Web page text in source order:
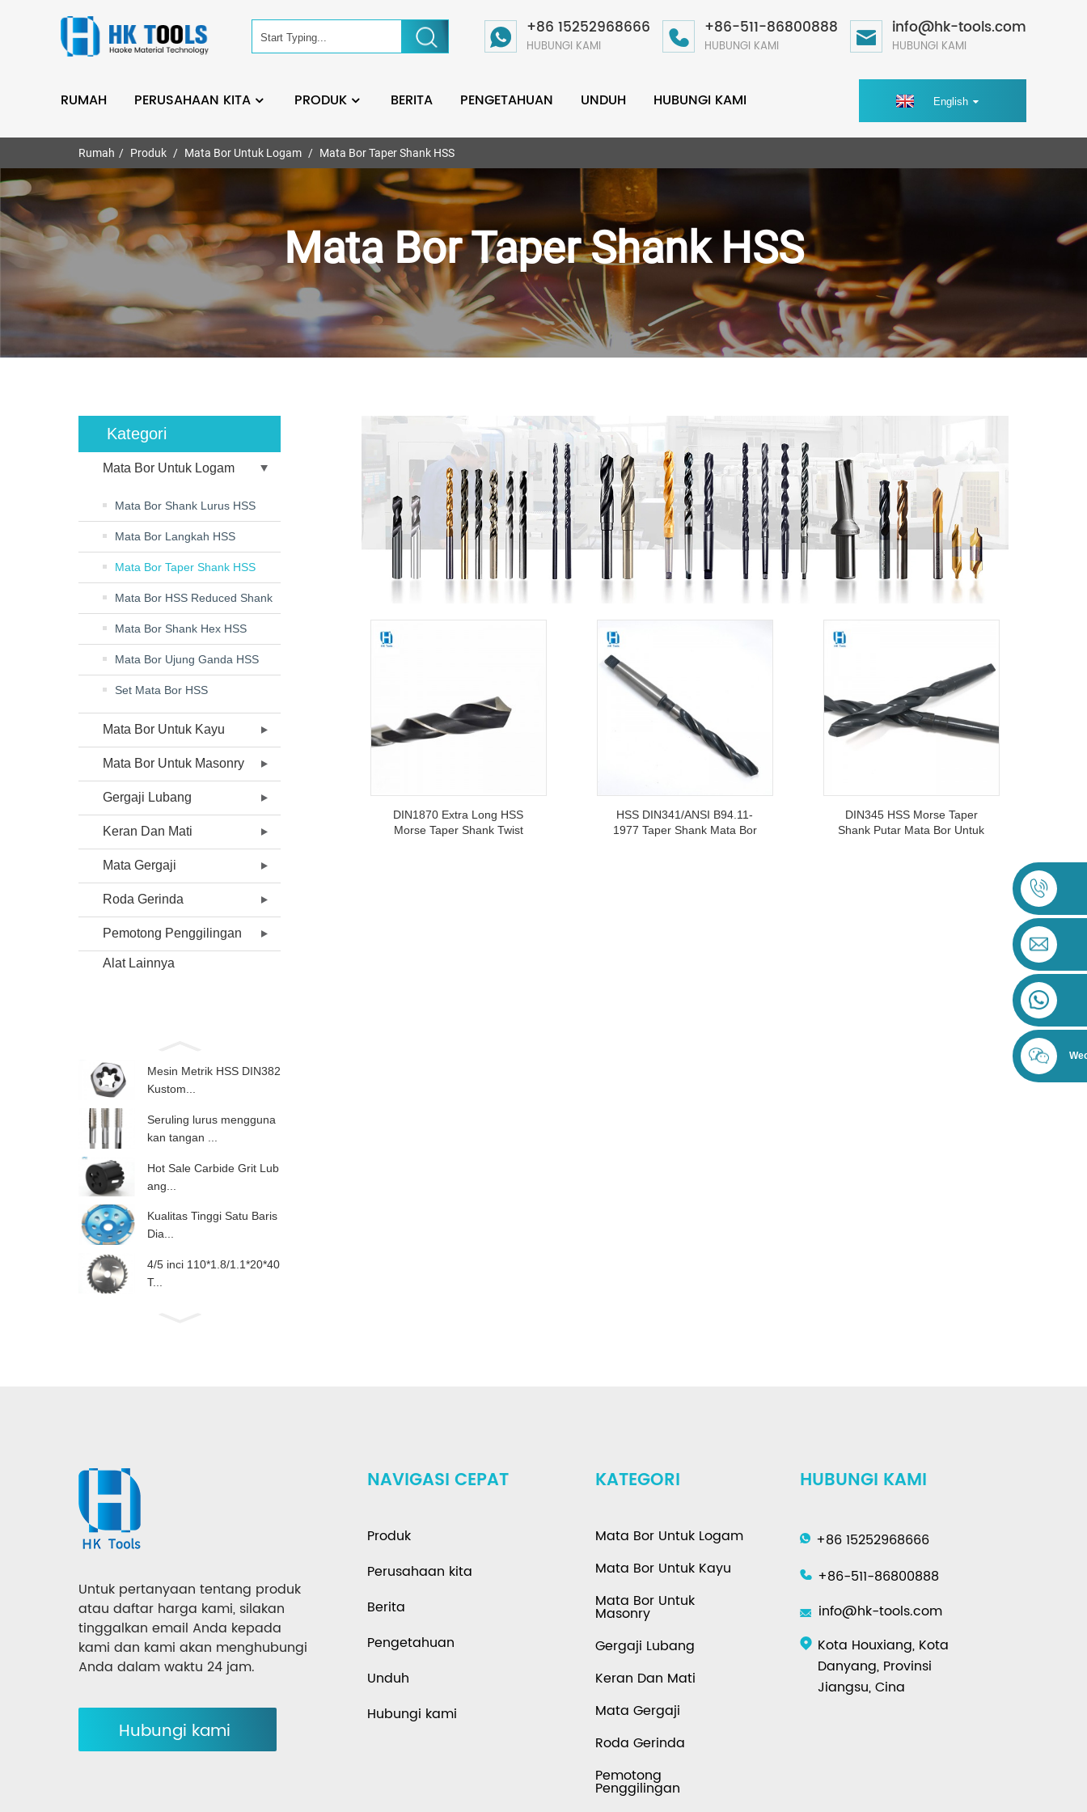
+86 15252968666
HUBUNGI KAMI
+86-511-86800888
HUBUNGI KAMI
info@hk-tools.com
HUBUNGI KAMI
RUMAH PERUSAHAAN KITA PRODUK BERITA PENGETAHUAN UNDUH HUBUNGI KAMI English
Rumah Produk Mata Bor Untuk Logam Mata Bor Taper Shank HSS
Mata Bor Taper Shank HSS
Kategori
Mata Bor Untuk Logam
Mata Bor Shank Lurus HSS
Mata Bor Langkah HSS
Mata Bor Taper Shank HSS
Mata Bor HSS Reduced Shank
Mata Bor Shank Hex HSS
Mata Bor Ujung Ganda HSS
Set Mata Bor HSS
Mata Bor Untuk Kayu
Mata Bor Untuk Masonry
Gergaji Lubang
Keran Dan Mati
Mata Gergaji
Roda Gerinda
Pemotong Penggilingan
Alat Lainnya
Mesin Metrik HSS DIN382
Kustom...
Seruling lurus mengguna
kan tangan ...
Hot Sale Carbide Grit Lub
ang...
Kualitas Tinggi Satu Baris
Dia...
4/5 inci 110*1.8/1.1*20*40
T...
DIN1870 Extra Long HSS
Morse Taper Shank Twist
HSS DIN341/ANSI B94.11-
1977 Taper Shank Mata Bor
DIN345 HSS Morse Taper
Shank Putar Mata Bor Untuk
Untuk pertanyaan tentang produk
atau daftar harga kami, silakan
tinggalkan email Anda kepada
kami dan kami akan menghubungi
Anda dalam waktu 24 jam.
Hubungi kami
NAVIGASI CEPAT
Produk
Perusahaan kita
Berita
Pengetahuan
Unduh
Hubungi kami
KATEGORI
Mata Bor Untuk Logam
Mata Bor Untuk Kayu
Mata Bor Untuk
Masonry
Gergaji Lubang
Keran Dan Mati
Mata Gergaji
Roda Gerinda
Pemotong
Penggilingan
HUBUNGI KAMI
+86 15252968666
+86-511-86800888
info@hk-tools.com
Kota Houxiang, Kota
Danyang, Provinsi
Jiangsu, Cina